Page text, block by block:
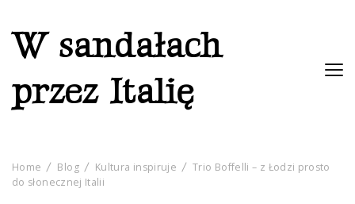
W sandałach
przez Italię
Home Blog Kultura inspiruje
Trio Boffelli – z Łodzi prosto
do słonecznej Italii